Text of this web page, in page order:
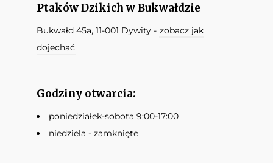
Ptaków Dzikich w Bukwałdzie
Bukwałd 45a, 11-001 Dywity - zobacz jak
dojechać
Godziny otwarcia:
poniedziałek-sobota 9:00-17:00
niedziela - zamknięte